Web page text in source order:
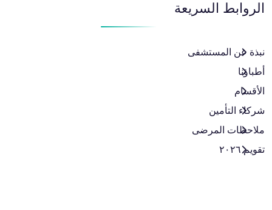
الروابط السريعة
نبذة عن المستشفى
أطباؤنا
الأقسام
شركاء التأمين
ملاحظات المرضى
تقويم ٢٠٢٦